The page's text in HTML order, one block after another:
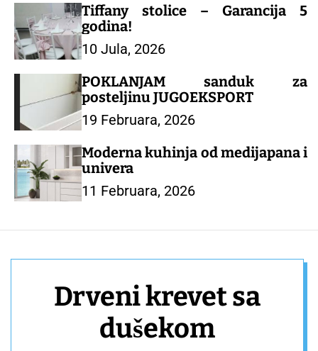
Tiffany stolice – Garancija 5
godina!
10 Jula, 2026
POKLANJAM sanduk za
posteljinu JUGOEKSPORT
19 Februara, 2026
Moderna kuhinja od medijapana i
univera
11 Februara, 2026
Drveni krevet sa
dušekom